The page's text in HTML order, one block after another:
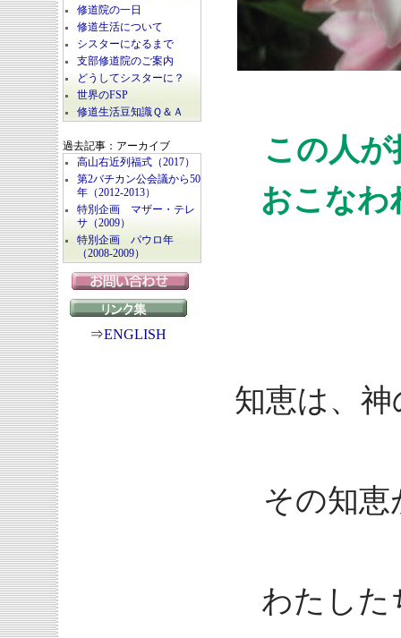
修道院の一日
修道生活について
シスターになるまで
支部修道院のご案内
どうしてシスターに？
世界のFSP
修道生活豆知識Ｑ＆Ａ
過去記事：アーカイブ
高山右近列福式（2017）
第2バチカン公会議から50
年（2012-2013）
特別企画 マザー・テレ
サ（2009）
特別企画 パウロ年
（2008-2009）
⇒ENGLISH
この人
おこなわ
知恵は、
その知
わたした